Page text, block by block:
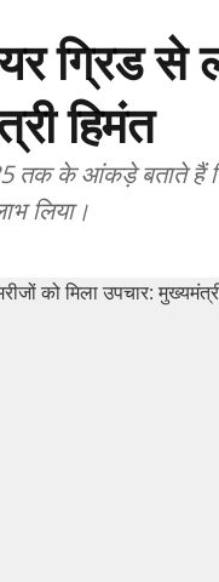
से
हिमंत
तक के आंकड़े बताते हैं
लिया।